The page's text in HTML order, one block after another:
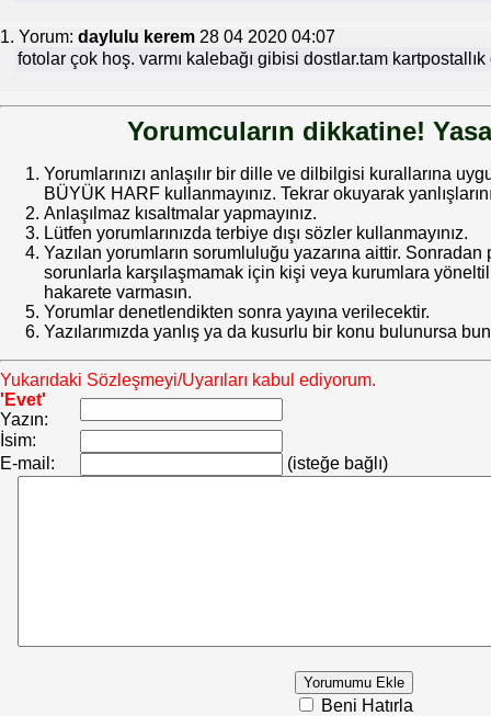
1. Yorum: daylulu kerem 28 04 2020 04:07
fotolar çok hoş. varmı kalebağı gibisi dostlar.tam
Yorumcuların dikkatine!
Yorumlarınızı anlaşılır bir dille ve dilbilgisi kurallarına
BÜYÜK HARF kullanmayınız. Tekrar okuyarak
Anlaşılmaz kısaltmalar yapmayınız.
Lütfen yorumlarınızda terbiye dışı sözler kullanmayınız.
Yazılan yorumların sorumluluğu yazarına aittir.
sorunlarla karşılaşmamak için kişi veya kurumlara
hakarete varmasın.
Yorumlar denetlendikten sonra yayına verilecektir.
Yazılarımızda yanlış ya da kusurlu bir konu bulunursa
Yukarıdaki Sözleşmeyi/Uyarıları kabul ediyorum.
'Evet'
Yazın:
İsim:
E-mail:
(isteğe bağlı)
Beni Hatırla